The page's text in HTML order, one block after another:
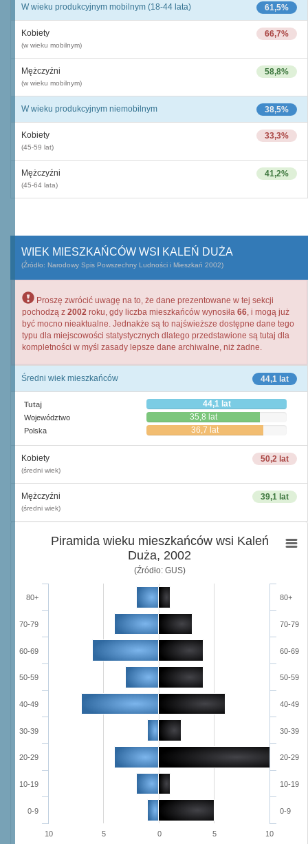
61,5%
W wieku produkcyjnym mobilnym (18-44 lata)
66,7%
Kobiety
(w wieku mobilnym)
58,8%
Mężczyźni
(w wieku mobilnym)
38,5%
W wieku produkcyjnym niemobilnym
33,3%
Kobiety
(45-59 lat)
41,2%
Mężczyźni
(45-64 lata)
WIEK MIESZKAŃCÓW WSI KALEŃ DUŻA
(Źródło: Narodowy Spis Powszechny Ludności i Mieszkań 2002)
Proszę zwrócić uwagę na to, że dane prezentowane w tej sekcji
pochodzą z 2002 roku, gdy liczba mieszkańców wynosiła 66, i mogą już
być mocno nieaktualne. Jednakże są to najświeższe dostępne dane tego
typu dla miejscowości statystycznych dlatego przedstawione są tutaj dla
kompletności w myśl zasady lepsze dane archiwalne, niż żadne.
44,1 lat
Średni wiek mieszkańców
Tutaj 44,1 lat
Województwo 35,8 lat
Polska 36,7 lat
50,2 lat
Kobiety
(średni wiek)
39,1 lat
Mężczyźni
(średni wiek)
Piramida wieku mieszkańców wsi Kaleń
Duża, 2002
(Źródło: GUS)
0-9
10-19
20-29
30-39
40-49
50-59
60-69
70-79
80+
0-9
10-19
20-29
30-39
40-49
50-59
60-69
70-79
80+
10 5 0 5 10